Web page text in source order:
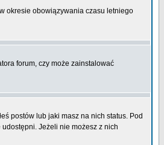
okresie obowiązywania czasu letniego
forum, czy może zainstalować
postów lub jaki masz na nich status. Pod
Jeżeli nie możesz z nich